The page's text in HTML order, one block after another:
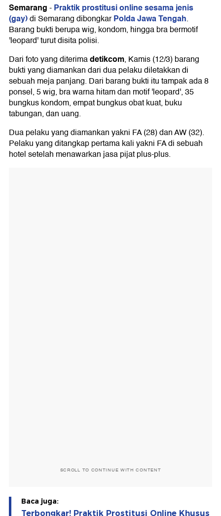
Semarang-Praktik prostitusi online sesama jenis
(gay)di Semarang dibongkarPolda Jawa Tengah.
Barang bukti berupa wig, kondom, hingga bra bermotif
'leopard' turut disita polisi.
Dari foto yang diterimadetikcom, Kamis (12/3) barang
bukti yang diamankan dari dua pelaku diletakkan di
sebuah meja panjang. Dari barang bukti itu tampak ada 8
ponsel, 5 wig, bra warna hitam dan motif 'leopard', 35
bungkus kondom, empat bungkus obat kuat, buku
tabungan, dan uang.
Dua pelaku yang diamankan yakni FA (28) dan AW (32).
Pelaku yang ditangkap pertama kali yakni FA di sebuah
hotel setelah menawarkan jasa pijat plus-plus.
SCROLL TO CONTINUE WITH CONTENT
Baca juga:
Terbongkar! Praktik Prostitusi Online Khusus